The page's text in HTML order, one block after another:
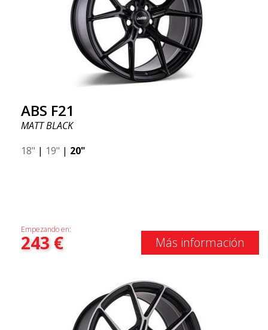
ABS F21
MATT BLACK
18" | 19" | 20"
Empezando en:
243€ Más información